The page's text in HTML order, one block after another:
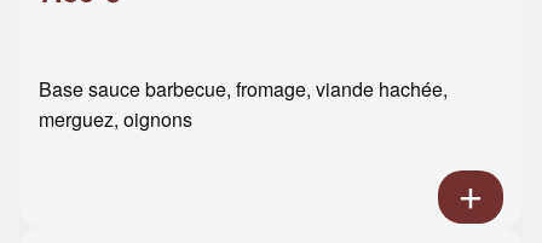
Base sauce barbecue, fromage, viande hachée,
merguez, oignons